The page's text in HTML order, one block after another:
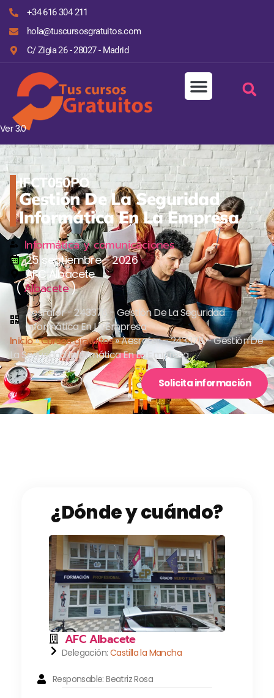
+34 616 304 211
hola@tuscursosgratuitos.com
C/ Zigia 26 - 28027 - Madrid
Ver 3.0
IFCT050PO
Gestión De La Seguridad
Informática En La Empresa
Informática y comunicaciones
25 septiembre - 2026
AFC Albacete
(Albacete)
Aesrafor - 243378 - Gestión De La Seguridad
Informática En La Empresa
Inicio»Cursos gratuitos»Aesrafor – 243378 – Gestión De
La Seguridad Informática En La Empresa
Solicita información
¿Dónde y cuándo?
AFC Albacete
Delegación: Castilla la Mancha
Responsable: Beatriz Rosa